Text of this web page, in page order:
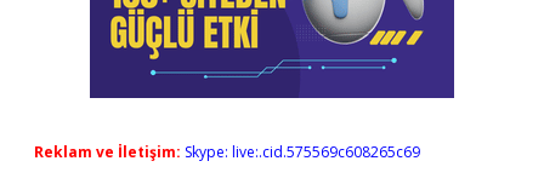
Reklam ve İletişim: Skype: live:.cid.575569c608265c69